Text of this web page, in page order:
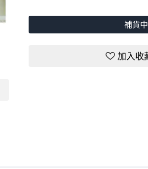
補貨中
加入收